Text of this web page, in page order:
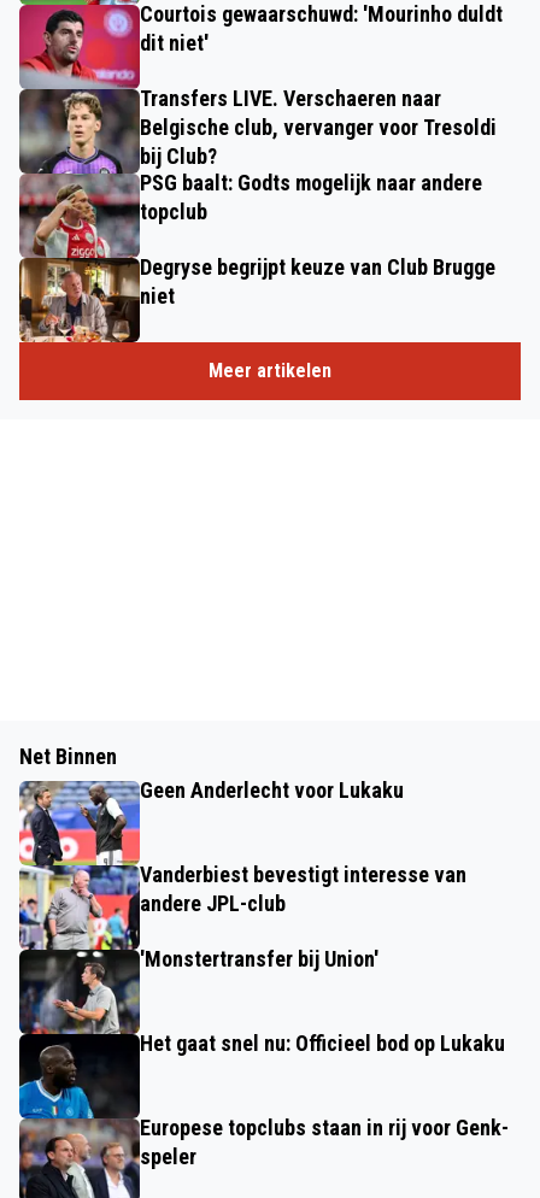
Courtois gewaarschuwd: 'Mourinho duldt
dit niet'
Transfers LIVE. Verschaeren naar
Belgische club, vervanger voor Tresoldi
bij Club?
PSG baalt: Godts mogelijk naar andere
topclub
Degryse begrijpt keuze van Club Brugge
niet
Meer artikelen
Net Binnen
Geen Anderlecht voor Lukaku
Vanderbiest bevestigt interesse van
andere JPL-club
'Monstertransfer bij Union'
Het gaat snel nu: Officieel bod op Lukaku
Europese topclubs staan in rij voor Genk-
speler